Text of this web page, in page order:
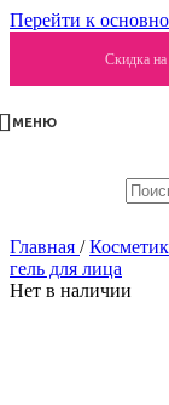
Перейти к
Скидка
МЕНЮ
Главная /
гель для лица
Нет в наличии